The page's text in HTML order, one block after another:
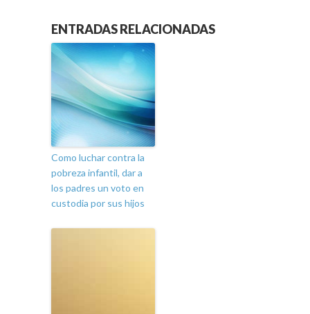
ENTRADAS RELACIONADAS
Como luchar contra la
pobreza infantil, dar a
los padres un voto en
custodia por sus hijos